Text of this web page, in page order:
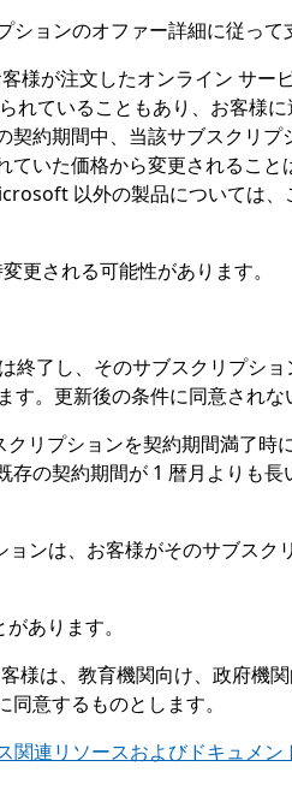
ョンのオファー詳細に従って
様が注文したオンライン サ
れていることもあり、お客様
約期間中、当該サブスクリ
いた価格から変更されるこ
以外の製品については
更される可能性があります。
終了し、そのサブスクリプシ
。更新後の条件に同意され
リプションを契約期間満了
存の契約期間が 1 暦月よりも
ンは、お客様がそのサブス
あります。
様は、教育機関向け、政府機
意するものとします。
連リソースおよびドキュメン